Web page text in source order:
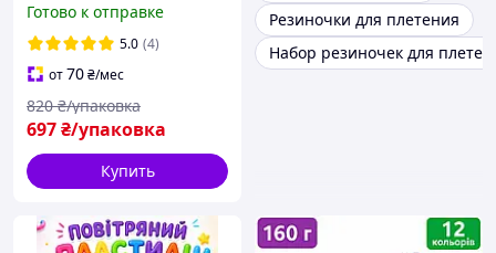
кейс-органайзер со
станком и бусинами
Готово к отправке
5.0 (4)
от70₴/мес
697₴/упаковка
820 ₴/упаковка
Купить
Резиночки для плетения
Набор резиночек для